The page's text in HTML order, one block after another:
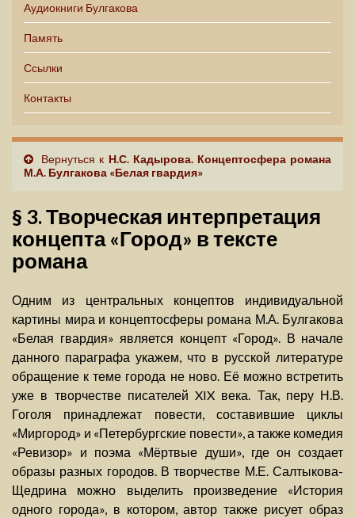
Аудиокниги Булгакова
Память
Ссылки
Контакты
Вернуться к Н.С. Кадырова. Концептосфера романа
М.А. Булгакова «Белая гвардия»
§ 3. Творческая интерпретация
концепта «Город» в тексте
романа
Одним из центральных концептов индивидуальной
картины мира и концептосферы романа М.А. Булгакова
«Белая гвардия» является концепт «Город». В начале
данного параграфа укажем, что в русской литературе
обращение к теме города не ново. Её можно встретить
уже в творчестве писателей XIX века. Так, перу Н.В.
Гоголя принадлежат повести, составившие циклы
«Миргород» и «Петербургские повести», а также комедия
«Ревизор» и поэма «Мёртвые души», где он создает
образы разных городов. В творчестве М.Е. Салтыкова-
Щедрина можно выделить произведение «История
одного города», в котором, автор также рисует образ